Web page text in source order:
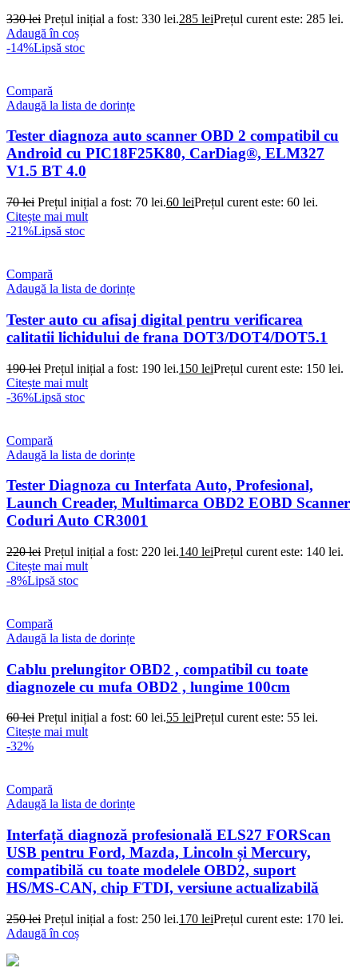
330lei Prețul inițial a fost: 330 lei.285 leiPrețul curent este: 285 lei.
Adaugă în coș
-14%Lipsă stoc
Compară
Adaugă la lista de dorințe
Tester diagnoza auto scanner OBD 2 compatibil cu
Android cu PIC18F25K80, CarDiag®, ELM327
V1.5 BT 4.0
70lei Prețul inițial a fost: 70 lei.60 leiPrețul curent este: 60 lei.
Citește mai mult
-21%Lipsă stoc
Compară
Adaugă la lista de dorințe
Tester auto cu afisaj digital pentru verificarea
calitatii lichidului de frana DOT3/DOT4/DOT5.1
190lei Prețul inițial a fost: 190 lei.150 leiPrețul curent este: 150 lei.
Citește mai mult
-36%Lipsă stoc
Compară
Adaugă la lista de dorințe
Tester Diagnoza cu Interfata Auto, Profesional,
Launch Creader, Multimarca OBD2 EOBD Scanner
Coduri Auto CR3001
220lei Prețul inițial a fost: 220 lei.140 leiPrețul curent este: 140 lei.
Citește mai mult
-8%Lipsă stoc
Compară
Adaugă la lista de dorințe
Cablu prelungitor OBD2 , compatibil cu toate
diagnozele cu mufa OBD2 , lungime 100cm
60lei Prețul inițial a fost: 60 lei.55 leiPrețul curent este: 55 lei.
Citește mai mult
-32%
Compară
Adaugă la lista de dorințe
Interfață diagnoză profesională ELS27 FORScan
USB pentru Ford, Mazda, Lincoln și Mercury,
compatibilă cu toate modelele OBD2, suport
HS/MS-CAN, chip FTDI, versiune actualizabilă
250lei Prețul inițial a fost: 250 lei.170 leiPrețul curent este: 170 lei.
Adaugă în coș